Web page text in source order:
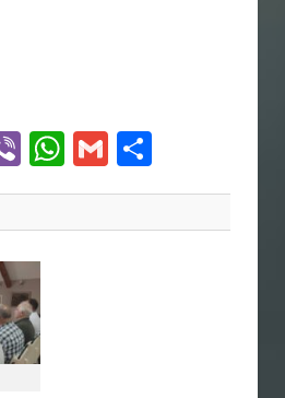
ViberWhatsApp
Gmail